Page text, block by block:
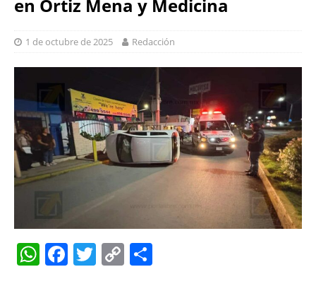
en Ortiz Mena y Medicina
1 de octubre de 2025 Redacción
W F T C